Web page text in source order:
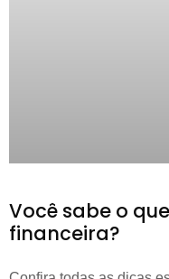
Você sabe o
financeira?